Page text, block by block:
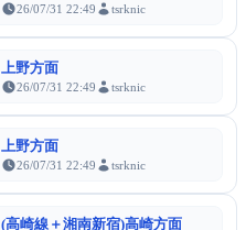
26/07/31 22:49 tsrknic
上野方面
26/07/31 22:49 tsrknic
上野方面
26/07/31 22:49 tsrknic
(高崎線＋湘南新宿)高崎方面